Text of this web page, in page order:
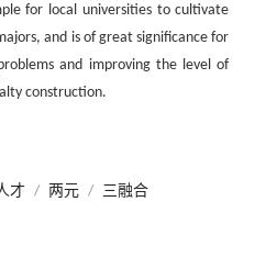
for local universities to cultivate
and is of great significance for
and improving the level of
construction.
才 / 两元 / 三融合